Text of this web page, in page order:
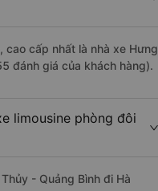
cao cấp nhất là nhà xe Hưng
đánh giá của khách hàng).
limousine phòng đôi
- Quảng Bình đi Hà